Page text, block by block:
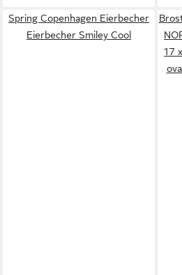
Spring Copenhagen Eierbecher
Eierbecher Smiley Cool
17